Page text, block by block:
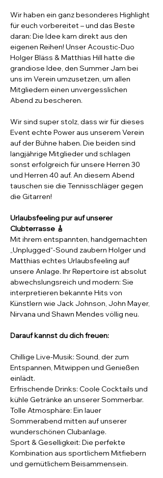
Wir haben ein ganz besonderes Highlight
für euch vorbereitet – und das Beste
daran: Die Idee kam direkt aus den
eigenen Reihen! Unser Acoustic-Duo
Holger Bläss & Matthias Hill hatte die
grandiose Idee, den Summer Jam bei
uns im Verein umzusetzen, um allen
Mitgliedern einen unvergesslichen
Abend zu bescheren.
Wir sind super stolz, dass wir für dieses
Event echte Power aus unserem Verein
auf der Bühne haben. Die beiden sind
langjährige Mitglieder und schlagen
sonst erfolgreich für unsere Herren 30
und Herren 40 auf. An diesem Abend
tauschen sie die Tennisschläger gegen
die Gitarren!
Urlaubsfeeling pur auf unserer
Clubterrasse 🎸
Mit ihrem entspannten, handgemachten
„Unplugged“-Sound zaubern Holger und
Matthias echtes Urlaubsfeeling auf
unsere Anlage. Ihr Repertoire ist absolut
abwechslungsreich und modern: Sie
interpretieren bekannte Hits von
Künstlern wie Jack Johnson, John Mayer,
Nirvana und Shawn Mendes völlig neu.
Darauf kannst du dich freuen:
Chillige Live-Musik: Sound, der zum
Entspannen, Mitwippen und Genießen
einlädt.
Erfrischende Drinks: Coole Cocktails und
kühle Getränke an unserer Sommerbar.
Tolle Atmosphäre: Ein lauer
Sommerabend mitten auf unserer
wunderschönen Clubanlage.
Sport & Geselligkeit: Die perfekte
Kombination aus sportlichem Mitfiebern
und gemütlichem Beisammensein.